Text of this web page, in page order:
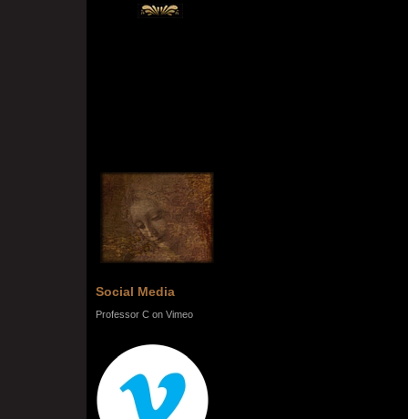
Social Media
Professor C on Vimeo